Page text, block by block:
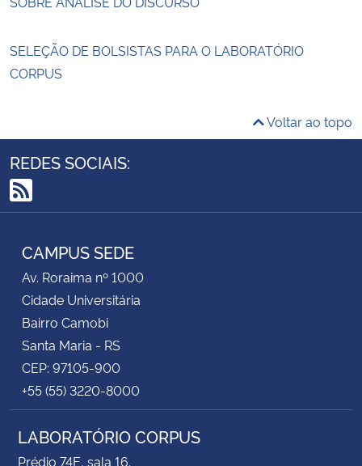
SELEÇÃO DE BOLSISTAS PARA O LABORATÓRIO
CORPUS
Voltar ao topo
REDES SOCIAIS:
RSS
CAMPUS SEDE
Av. Roraima nº 1000
Cidade Universitária
Bairro Camobi
Santa Maria - RS
CEP: 97105-900
+55 (55) 3220-8000
LABORATÓRIO CORPUS
Prédio 74E, sala 16.